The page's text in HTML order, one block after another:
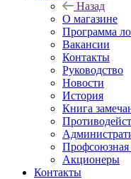
Назад
О магазине
Программа
Вакансии
Контакты
Руководство
Новости
История
Книга
Профсоюзная
Акционеры
Контакты